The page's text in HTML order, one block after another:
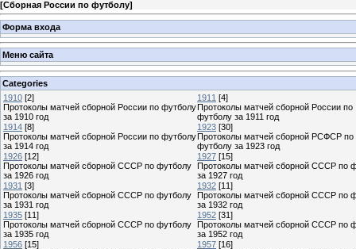
[Сборная России по футболу]
Форма входа
Меню сайта
Categories
1910 [2]
Протоколы матчей сборной России по футболу
за 1910 год
1911 [4]
Протоколы матчей сборной России по
футболу за 1911 год
1914 [8]
Протоколы матчей сборной России по футболу
за 1914 год
1923 [30]
Протоколы матчей сборной РСФСР по
футболу за 1923 год
1926 [12]
Протоколы матчей сборной СССР по футболу
за 1926 год
1927 [15]
Протоколы матчей сборной СССР по
за 1927 год
1931 [3]
Протоколы матчей сборной СССР по футболу
за 1931 год
1932 [11]
Протоколы матчей сборной СССР по
за 1932 год
1935 [11]
Протоколы матчей сборной СССР по футболу
за 1935 год
1952 [31]
Протоколы матчей сборной СССР по
за 1952 год
1956 [15]
1957 [16]